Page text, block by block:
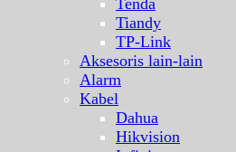
Tenda
Tiandy
TP-Link
Aksesoris lain-lain
Alarm
Kabel
Dahua
Hikvision